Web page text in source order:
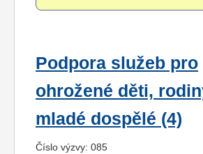
Podpora služeb pro
ohrožené děti,
mladé dospělé (4)
Číslo výzvy: 085